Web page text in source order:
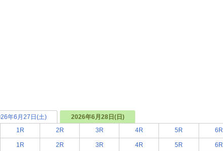
年6月27日(土) 2026年6月28日(日)
1R 2R 3R 4R 5R 6R
1R 2R 3R 4R 5R 6R